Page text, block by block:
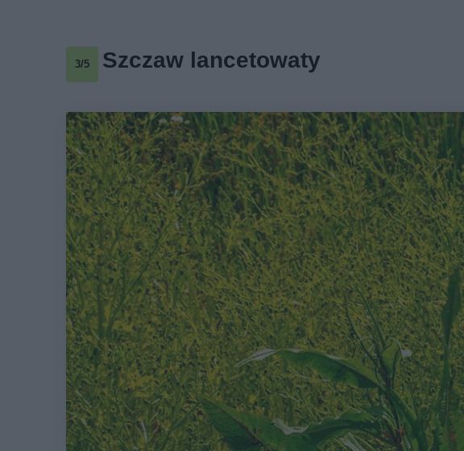
3/5 Szczaw lancetowaty